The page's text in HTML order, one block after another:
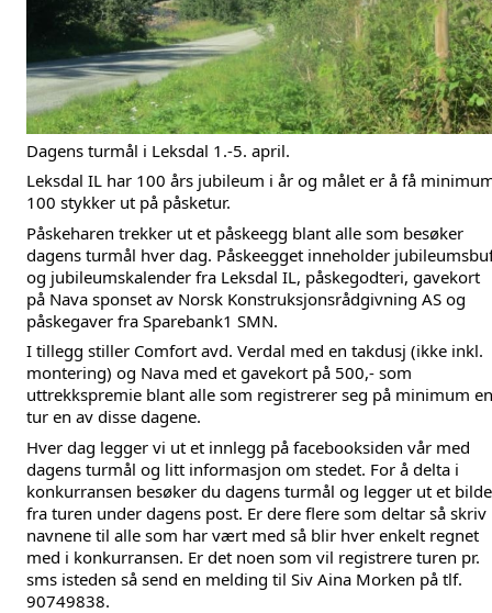
Dagens turmål i Leksdal 1.-5. april.
Leksdal IL har 100 års jubileum i år og målet er å få
100 stykker ut på påsketur.
Påskeharen trekker ut et påskeegg blant alle som besøker
dagens turmål hver dag. Påskeegget inneholder
og jubileumskalender fra Leksdal IL, påskegodteri, gavekort
på Nava sponset av Norsk Konstruksjonsrådgivning AS og
påskegaver fra Sparebank1 SMN.
I tillegg stiller Comfort avd. Verdal med en takdusj (ikke inkl.
montering) og Nava med et gavekort på 500,- som
uttrekkspremie blant alle som registrerer seg på minimum en
tur en av disse dagene.
Hver dag legger vi ut et innlegg på facebooksiden vår med
dagens turmål og litt informasjon om stedet. For å delta i
konkurransen besøker du dagens turmål og legger ut et bilde
fra turen under dagens post. Er dere flere som deltar så skriv
navnene til alle som har vært med så blir hver enkelt regnet
med i konkurransen. Er det noen som vil registrere turen pr.
sms isteden så send en melding til Siv Aina Morken på tlf.
90749838.